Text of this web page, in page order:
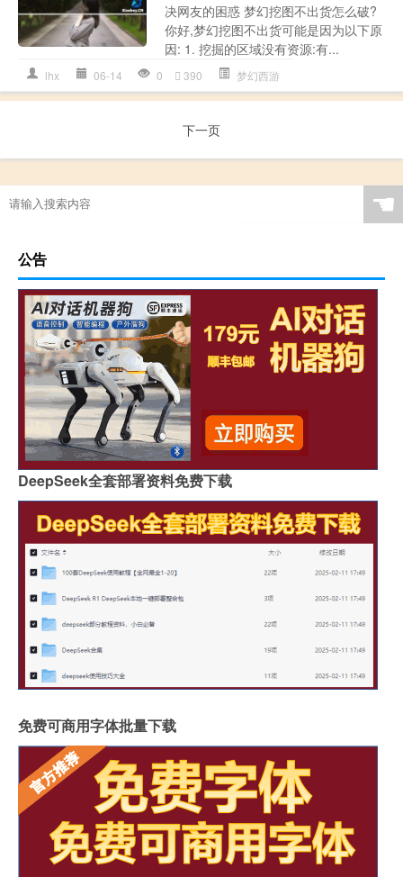
决网友的困惑 梦幻挖图不出货怎么破?
你好,梦幻挖图不出货可能是因为以下原
因: 1. 挖掘的区域没有资源:有...
lhx 06-14 0 390 梦幻西游
下一页
☚
公告
DeepSeek全套部署资料免费下载
免费可商用字体批量下载